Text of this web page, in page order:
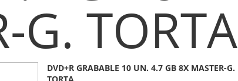
G. TORTA
DVD+R GRABABLE 10 UN. 4.7 GB 8X MASTER-G.